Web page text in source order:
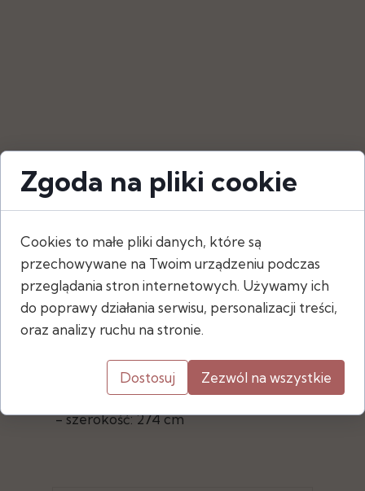
Wymiary
- wysokość: 242 cm
- szerokość: 274 cm
Zgoda na pliki cookie
Cookies to małe pliki danych, które są
przechowywane na Twoim urządzeniu podczas
przeglądania stron internetowych. Używamy ich
do poprawy działania serwisu, personalizacji treści,
oraz analizy ruchu na stronie.
Dostosuj Zezwól na wszystkie